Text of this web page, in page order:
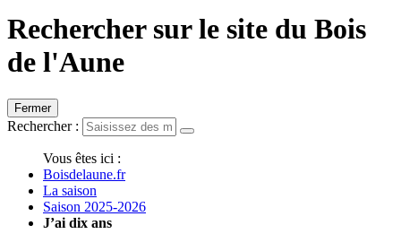
Rechercher sur le site du Bois
de l'Aune
Fermer
Rechercher :
Vous êtes ici :
Boisdelaune.fr
La saison
Saison 2025-2026
J’ai dix ans